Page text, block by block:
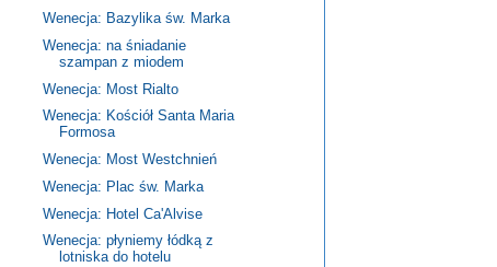
Wenecja: Bazylika św. Marka
Wenecja: na śniadanie
szampan z miodem
Wenecja: Most Rialto
Wenecja: Kościół Santa Maria
Formosa
Wenecja: Most Westchnień
Wenecja: Plac św. Marka
Wenecja: Hotel Ca'Alvise
Wenecja: płyniemy łódką z
lotniska do hotelu